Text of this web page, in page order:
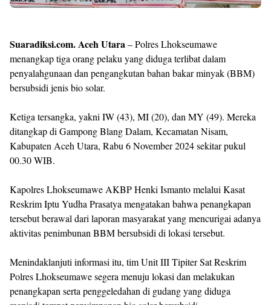
Suaradiksi.com. Aceh Utara– Polres Lhokseumawe
menangkap tiga orang pelaku yang diduga terlibat dalam
penyalahgunaan dan pengangkutan bahan bakar minyak (BBM)
bersubsidi jenis bio solar.
Ketiga tersangka, yakni IW (43), MI (20), dan MY (49). Mereka
ditangkap di Gampong Blang Dalam, Kecamatan Nisam,
Kabupaten Aceh Utara, Rabu 6 November 2024 sekitar pukul
00.30 WIB.
Kapolres Lhokseumawe AKBP Henki Ismanto melalui Kasat
Reskrim Iptu Yudha Prasatya mengatakan bahwa penangkapan
tersebut berawal dari laporan masyarakat yang mencurigai adanya
aktivitas penimbunan BBM bersubsidi di lokasi tersebut.
Menindaklanjuti informasi itu, tim Unit III Tipiter Sat Reskrim
Polres Lhokseumawe segera menuju lokasi dan melakukan
penangkapan serta penggeledahan di gudang yang diduga